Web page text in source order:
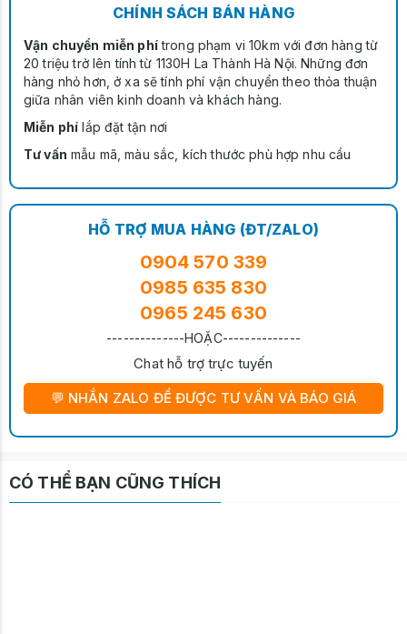
CHÍNH SÁCH BÁN HÀNG
Vận chuyển miễn phítrong phạm vi 10km với đơn hàng từ
20 triệu trở lên tính từ 1130H La Thành Hà Nội. Những đơn
hàng nhỏ hơn, ở xa sẽ tính phí vận chuyển theo thỏa thuận
giữa nhân viên kinh doanh và khách hàng.
Miễn phí lắp đặt tận nơi
Tư vấn mẫu mã, màu sắc, kích thước phù hợp nhu cầu
HỖ TRỢ MUA HÀNG (ĐT/ZALO)
0904 570 339
0985 635 830
0965 245 630
--------------HOẶC--------------
Chat hỗ trợ trực tuyến
💬 NHẮN ZALO ĐỂ ĐƯỢC TƯ VẤN VÀ BÁO GIÁ
CÓ THỂ BẠN CŨNG THÍCH